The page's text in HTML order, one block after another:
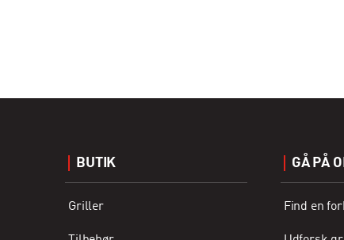
BUTIK
Griller
GÅ PÅ
Find en